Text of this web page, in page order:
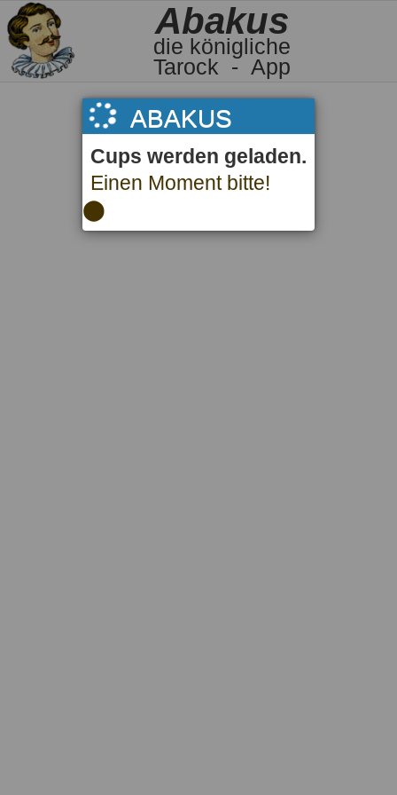
Abakus
die königliche
Tarock - App
ABAKUS
Cups werden geladen.
Einen Moment bitte!
⬤